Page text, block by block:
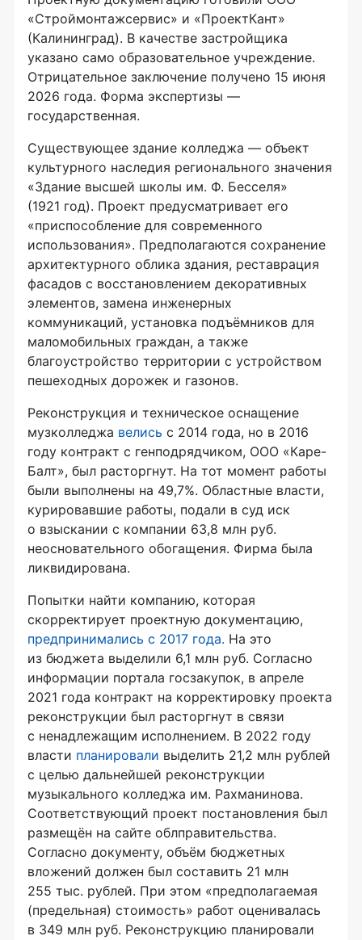
«Строймонтажсервис» и «ПроектКант»
(Калининград). В качестве застройщика
указано само образовательное учреждение.
Отрицательное заключение получено 15 июня
2026 года. Форма экспертизы —
государственная.
Существующее здание колледжа — объект
культурного наследия регионального значения
«Здание высшей школы им. Ф. Бесселя»
(1921 год). Проект предусматривает его
«приспособление для современного
использования». Предполагаются сохранение
архитектурного облика здания, реставрация
фасадов с восстановлением декоративных
элементов, замена инженерных
коммуникаций, установка подъёмников для
маломобильных граждан, а также
благоустройство территории с устройством
пешеходных дорожек и газонов.
Реконструкция и техническое оснащение
музколледжа велись с 2014 года, но в 2016
году контракт с генподрядчиком, ООО «Каре-
Балт», был расторгнут. На тот момент работы
были выполнены на 49,7%. Областные власти,
курировавшие работы, подали в суд иск
о взыскании с компании 63,8 млн руб.
неосновательного обогащения. Фирма была
ликвидирована.
Попытки найти компанию, которая
скорректирует проектную документацию,
предпринимались с 2017 года. На это
из бюджета выделили 6,1 млн руб. Согласно
информации портала госзакупок, в апреле
2021 года контракт на корректировку проекта
реконструкции был расторгнут в связи
с ненадлежащим исполнением. В 2022 году
власти планировали выделить 21,2 млн рублей
с целью дальнейшей реконструкции
музыкального колледжа им. Рахманинова.
Соответствующий проект постановления был
размещён на сайте облправительства.
Согласно документу, объём бюджетных
вложений должен был составить 21 млн
255 тыс. рублей. При этом «предполагаемая
(предельная) стоимость» работ оценивалась
в 349 млн руб. Реконструкцию планировали